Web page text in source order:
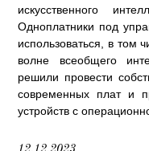
искусственного
Одноплатники под
использоваться, в том
волне всеобщего
решили провести
современных плат и
устройств с